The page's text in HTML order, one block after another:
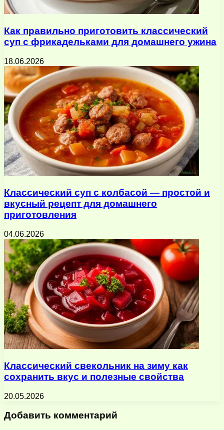
Как правильно приготовить классический
суп с фрикадельками для домашнего ужина
18.06.2026
Классический суп с колбасой — простой и
вкусный рецепт для домашнего
приготовления
04.06.2026
Классический свекольник на зиму как
сохранить вкус и полезные свойства
20.05.2026
Добавить комментарий